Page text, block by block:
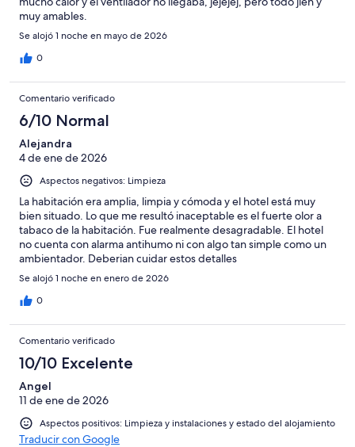
muy amables.
Se alojó 1 noche en mayo de 2026
0
Comentario verificado
6/10 Normal
Alejandra
4 de ene de 2026
Aspectos negativos: Limpieza
La habitación era amplia, limpia y cómoda y el hotel está muy
bien situado. Lo que me resultó inaceptable es el fuerte olor a
tabaco de la habitación. Fue realmente desagradable. El hotel
no cuenta con alarma antihumo ni con algo tan simple como un
ambientador. Deberian cuidar estos detalles
Se alojó 1 noche en enero de 2026
0
Comentario verificado
10/10 Excelente
Angel
11 de ene de 2026
Aspectos positivos: Limpieza y instalaciones y estado del alojamiento
Traducir con Google